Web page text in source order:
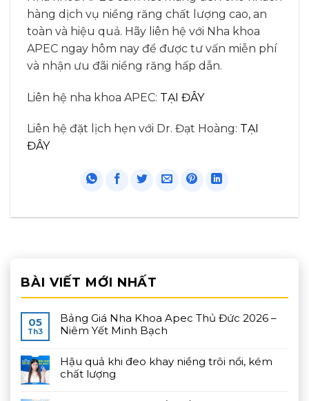
hàng dịch vụ niềng răng chất lượng cao, an
toàn và hiệu quả. Hãy liên hệ với Nha khoa
APEC ngay hôm nay để được tư vấn miễn phí
và nhận ưu đãi niềng răng hấp dẫn.
Liên hệ nha khoa APEC: TẠI ĐÂY
Liên hệ đặt lịch hẹn với Dr. Đạt Hoàng: TẠI
ĐÂY
BÀI VIẾT MỚI NHẤT
05
Th3
Bảng Giá Nha Khoa Apec Thủ Đức 2026 –
Niêm Yết Minh Bạch
Hậu quả khi đeo khay niềng trôi nổi, kém
chất lượng